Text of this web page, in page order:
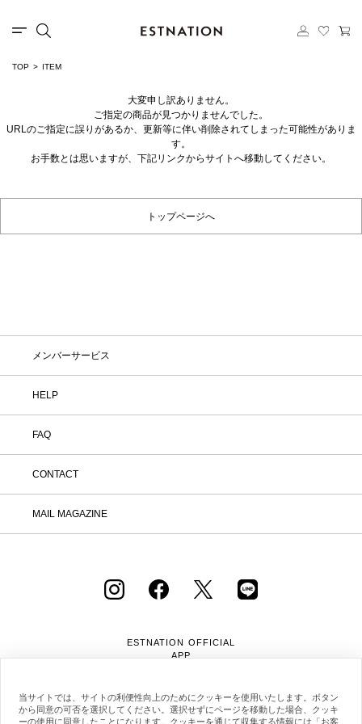
TOP ITEM
大変申し訳ありません。
ご指定の商品が見つかりませんでした。
URLのご指定に誤りがあるか、更新等に伴い削除されてしまった可能性がありま
す。
お手数とは思いますが、下記リンクからサイトへ移動してください。
トップページへ
メンバーサービス
HELP
FAQ
CONTACT
MAIL MAGAZINE
ESTNATION OFFICIAL
APP
当サイトでは、サイトの利便性向上のためにクッキーを使用いたします。ボタン
から同意の可否を選択してください。選択せずにページを移動した場合、クッキ
ーの使用に同意したことになります。クッキーを通じて収集する情報には「お客